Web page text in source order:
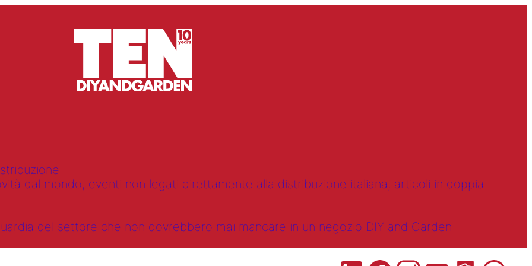
dal mondo, eventi non legati direttamente alla distribuzione italiana, articoli in doppia
del settore che non dovrebbero mai mancare in un negozio DIY and Garden